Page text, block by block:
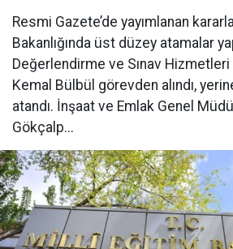
Resmi Gazete’de yayımlanan
Bakanlığında üst düzey atamalar
Değerlendirme ve Sınav
Kemal Bülbül görevden alındı,
atandı. İnşaat ve Emlak Genel
Gökçalp...